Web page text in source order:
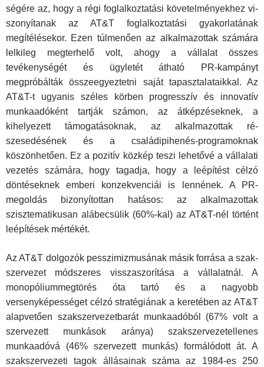
ségére az, hogy a régi foglalkoztatási követelményekhez vi­
szonyítanak az AT&T foglalkoztatási gyakorlatának
megítélé­sekor. Ezen túlmenően az alkalmazottak számára
lelkileg megterhelő volt, ahogy a vállalat összes
tevékenységét és ügyletét átható PR-kampányt
megpróbálták összeegyeztetni saját tapasztalataikkal. Az
AT&T-t ugyanis széles körben prog­resszív és innovatív
munkaadóként tartják számon, az átkép­zéseknek, a
kihelyezett támogatásoknak, az alkalmazottak ré­
szesedésének és a családipihenés-programoknak
köszönhe­tően. Ez a pozitív közkép teszi lehetővé a vállalati
vezetés számára, hogy tagadja, hogy a leépítést célzó
döntéseknek emberi konzekvenciái is lennének. A PR-
megoldás bizo­nyítottan hatásos: az alkalmazottak
szisztematikusan alábe­csülik (60%-kal) az AT&T-nél történt
leépítések mértékét.
Az AT&T dolgozók pesszimizmusának másik forrása a szak­
szervezet módszeres visszaszorítása a vállalatnál. A
monopóli­ummegtörés óta tartó és a nagyobb
versenyképességet célzó stratégiának a keretében az AT&T
alapvetően szakszervezet­barát munkaadóból (67% volt a
szervezett munkások aránya) szakszervezetellenes
munkaadóvá (46% szervezett munkás) formálódott át. A
szakszervezeti tagok állásainak száma az 1984-es 250